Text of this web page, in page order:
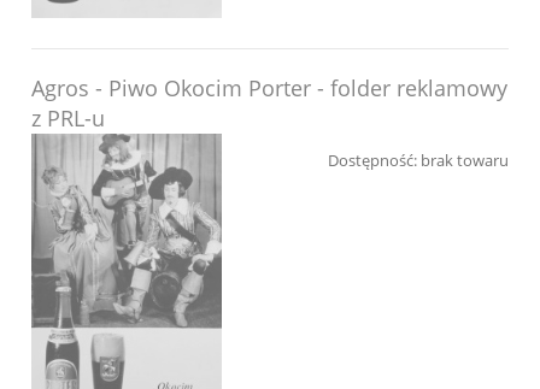
Agros - Piwo Okocim Porter - folder reklamowy
z PRL-u
Dostępność: brak towaru